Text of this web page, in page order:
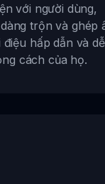
với người dùng,
trộn và ghép
hấp dẫn và dễ
cách của họ.